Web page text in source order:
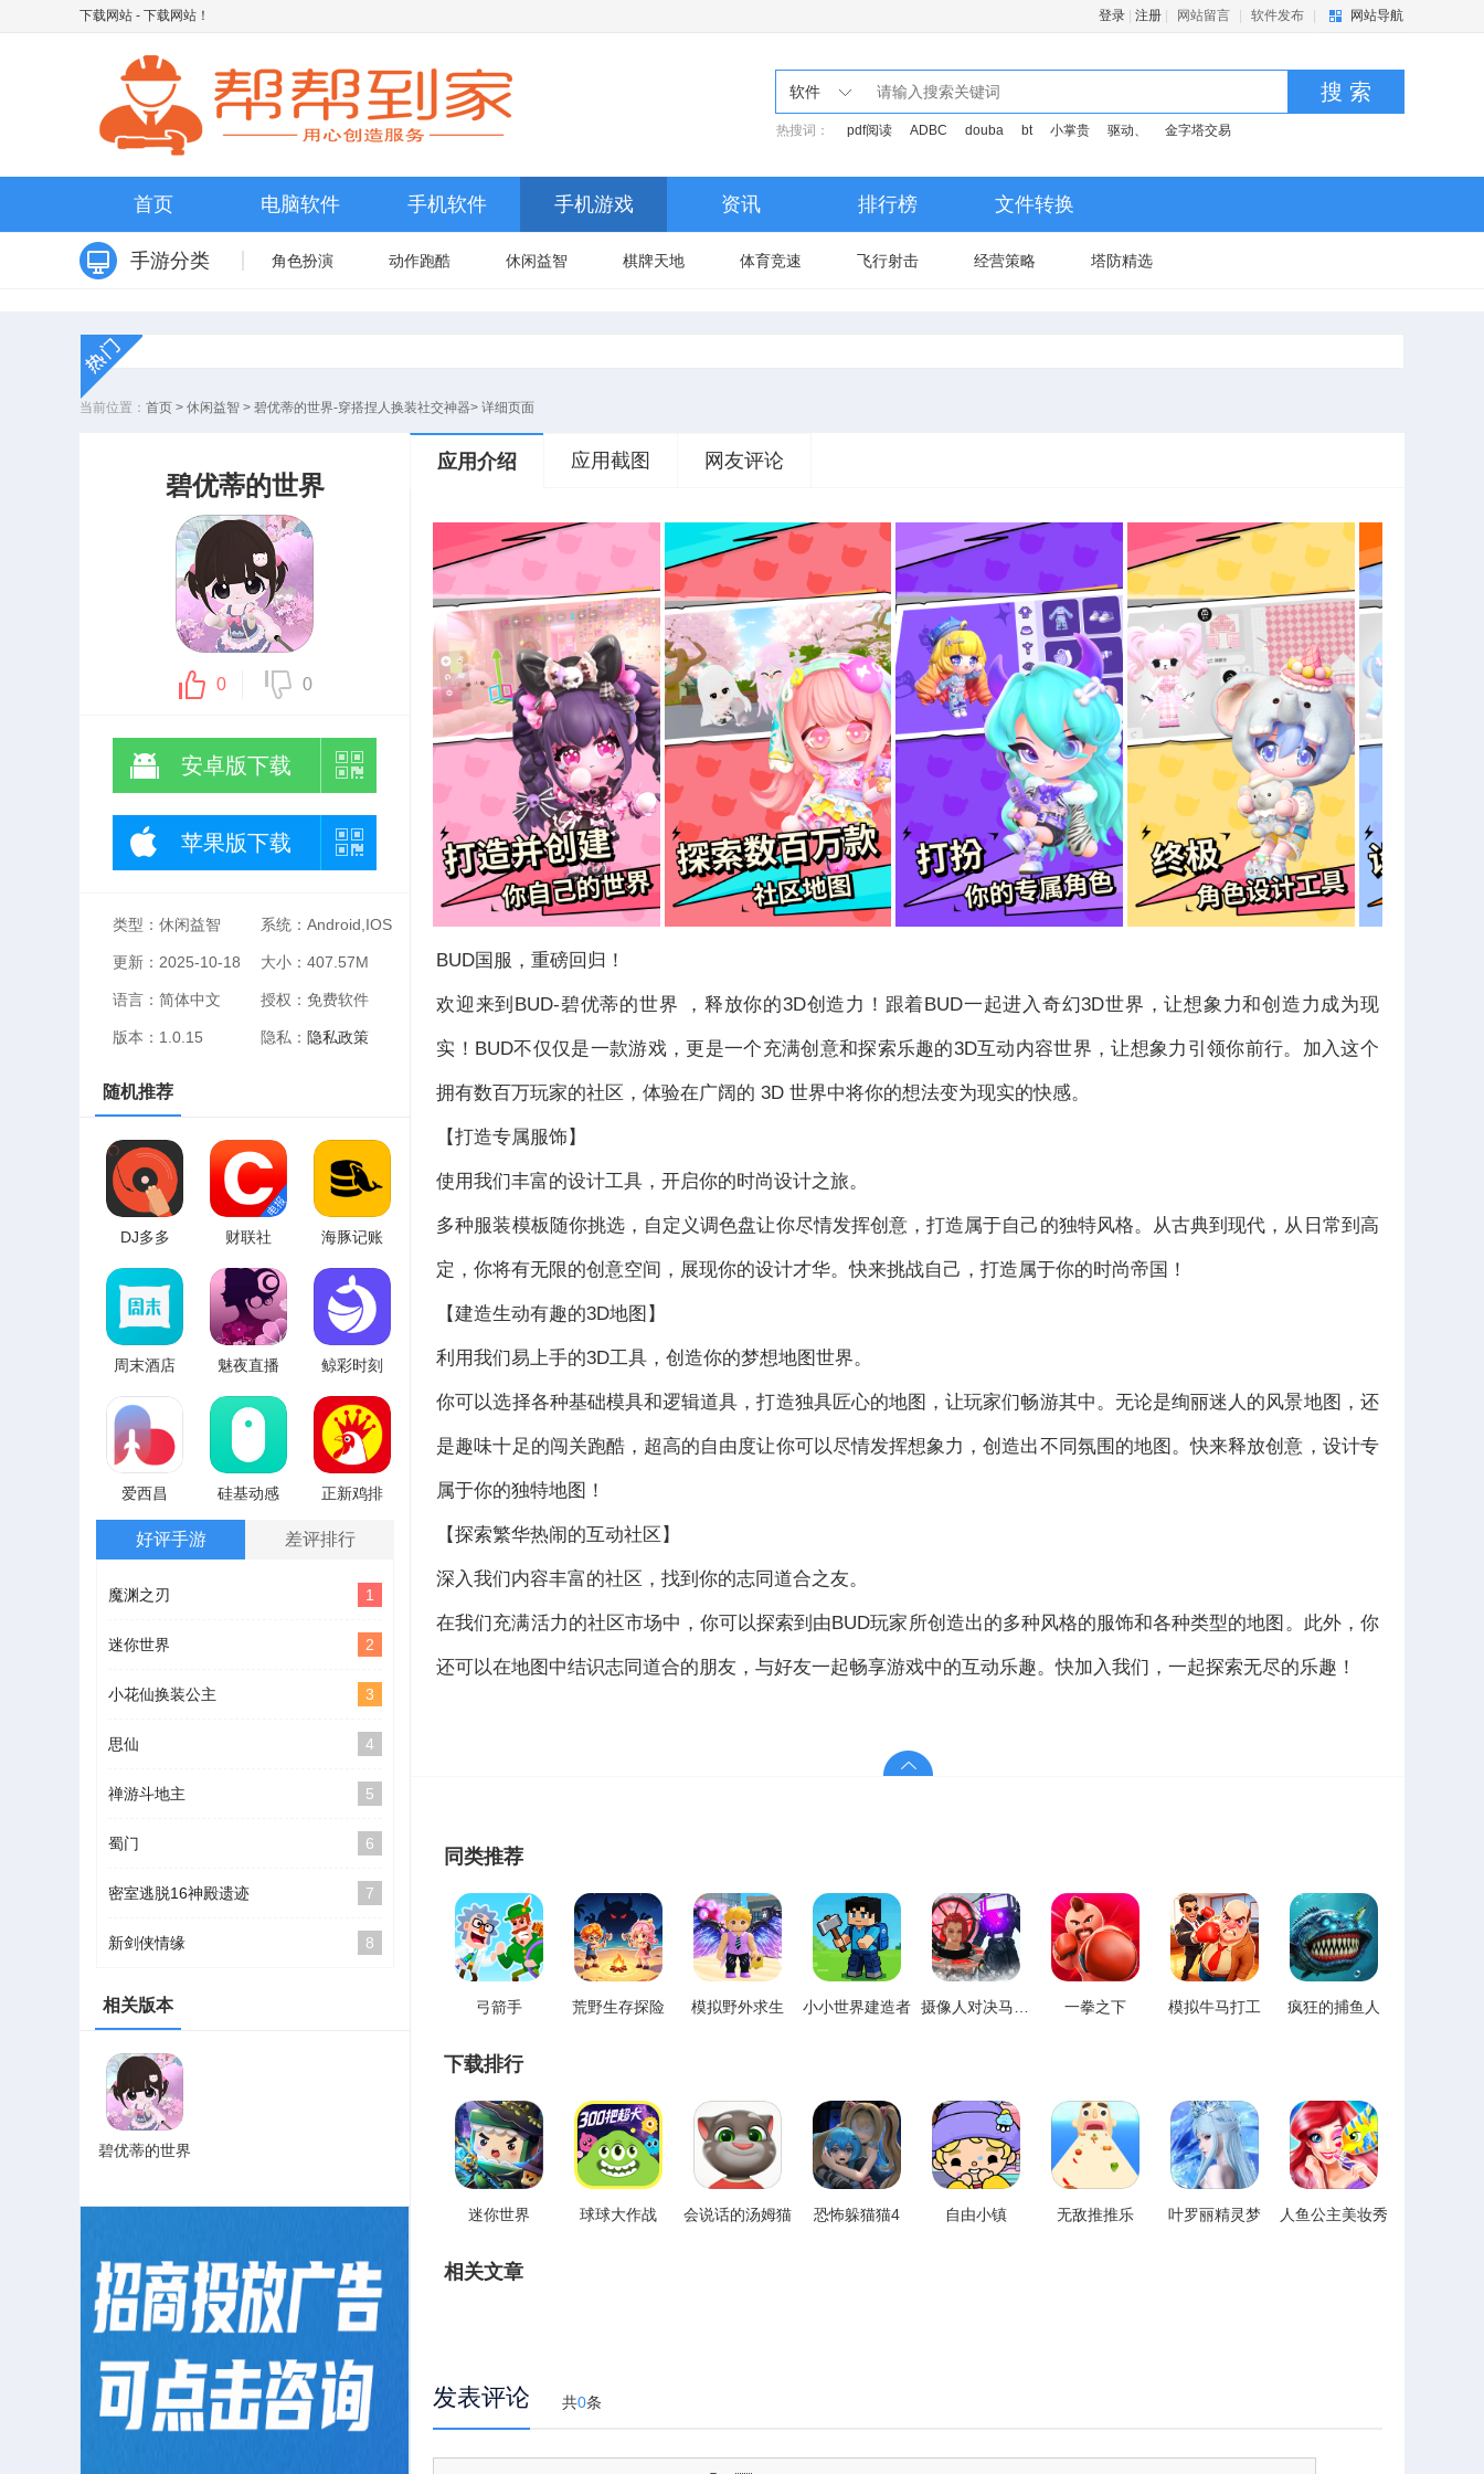
下载网站 - 下载网站！ 登录 注册 网站留言 软件发布 网站导航
软件 搜 索
热搜词： pdf阅读 ADBC douba bt 小掌贵 驱动、 金字塔交易
首页 电脑软件 手机软件 手机游戏 资讯 排行榜 文件转换
手游分类 角色扮演 动作跑酷 休闲益智 棋牌天地 体育竞速 飞行射击 经营策略 塔防精选
当前位置： 首页 > 休闲益智 > 碧优蒂的世界-穿搭捏人换装社交神器> 详细页面
碧优蒂的世界
0 0
安卓版下载
苹果版下载
类型：休闲益智 系统：Android,IOS
更新：2025-10-18 大小：407.57M
语言：简体中文 授权：免费软件
版本：1.0.15 隐私： 隐私政策
随机推荐
DJ多多 财联社 海豚记账
周末酒店 魅夜直播 鲸彩时刻
爱西昌 硅基动感 正新鸡排
好评手游 差评排行
1
魔渊之刃
2
迷你世界
3
小花仙换装公主
4
思仙
5
禅游斗地主
6
蜀门
7
密室逃脱16神殿遗迹
8
新剑侠情缘
相关版本
碧优蒂的世界
应用介绍 应用截图 网友评论
BUD国服，重磅回归！
欢迎来到BUD-碧优蒂的世界 ，释放你的3D创造力！跟着BUD一起进入奇幻3D世界，让想象力和创造力成为现
实！BUD不仅仅是一款游戏，更是一个充满创意和探索乐趣的3D互动内容世界，让想象力引领你前行。加入这个
拥有数百万玩家的社区，体验在广阔的 3D 世界中将你的想法变为现实的快感。
【打造专属服饰】
使用我们丰富的设计工具，开启你的时尚设计之旅。
多种服装模板随你挑选，自定义调色盘让你尽情发挥创意，打造属于自己的独特风格。从古典到现代，从日常到高
定，你将有无限的创意空间，展现你的设计才华。快来挑战自己，打造属于你的时尚帝国！
【建造生动有趣的3D地图】
利用我们易上手的3D工具，创造你的梦想地图世界。
你可以选择各种基础模具和逻辑道具，打造独具匠心的地图，让玩家们畅游其中。无论是绚丽迷人的风景地图，还
是趣味十足的闯关跑酷，超高的自由度让你可以尽情发挥想象力，创造出不同氛围的地图。快来释放创意，设计专
属于你的独特地图！
【探索繁华热闹的互动社区】
深入我们内容丰富的社区，找到你的志同道合之友。
在我们充满活力的社区市场中，你可以探索到由BUD玩家所创造出的多种风格的服饰和各种类型的地图。此外，你
还可以在地图中结识志同道合的朋友，与好友一起畅享游戏中的互动乐趣。快加入我们，一起探索无尽的乐趣！
同类推荐
弓箭手 荒野生存探险 模拟野外求生 小小世界建造者 一拳之下 模拟牛马打工 疯狂的捕鱼人
下载排行
迷你世界 球球大作战 会说话的汤姆猫 恐怖躲猫猫4 自由小镇 无敌推推乐 叶罗丽精灵梦 人鱼公主美妆秀
相关文章
发表评论 共0条